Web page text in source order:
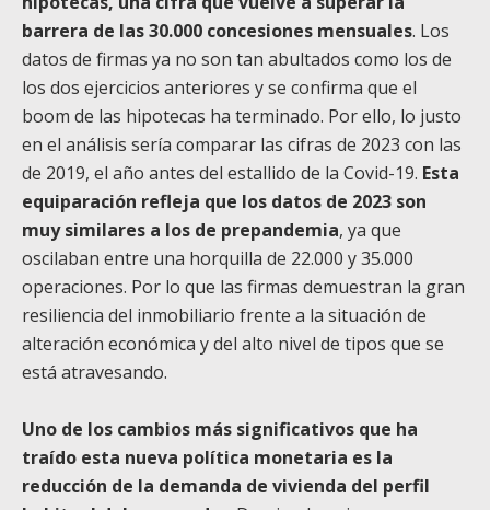
barrera de las 30.000 concesiones mensuales. Los
datos de firmas ya no son tan abultados como los de
los dos ejercicios anteriores y se confirma que el
boom de las hipotecas ha terminado. Por ello, lo justo
en el análisis sería comparar las cifras de 2023 con las
de 2019, el año antes del estallido de la Covid-19. Esta
equiparación refleja que los datos de 2023 son
muy similares a los de prepandemia, ya que
oscilaban entre una horquilla de 22.000 y 35.000
operaciones. Por lo que las firmas demuestran la gran
resiliencia del inmobiliario frente a la situación de
alteración económica y del alto nivel de tipos que se
está atravesando.
Uno de los cambios más significativos que ha
traído esta nueva política monetaria es la
reducción de la demanda de vivienda del perfil